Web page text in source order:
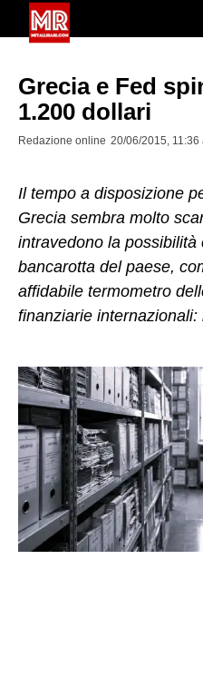
Grecia e Fed
1.200 dollari
Redazione online 20/06/2015, 11:36
Il tempo a disposizione
Grecia sembra molto
intravedono la possibilità
bancarotta del paese,
affidabile termometro
finanziarie internazionali: